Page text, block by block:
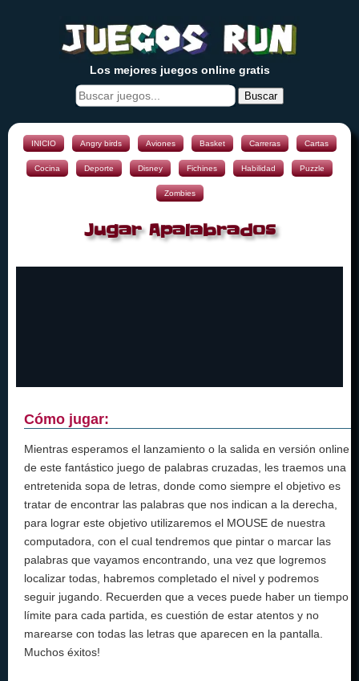
Los mejores juegos online gratis
Buscar
INICIO Angry birds Aviones Basket Carreras Cartas
Cocina Deporte Disney Fichines Habilidad Puzzle
Zombies
Jugar Apalabrados
Cómo jugar:
Mientras esperamos el lanzamiento o la salida en versión online
de este fantástico juego de palabras cruzadas, les traemos una
entretenida sopa de letras, donde como siempre el objetivo es
tratar de encontrar las palabras que nos indican a la derecha,
para lograr este objetivo utilizaremos el MOUSE de nuestra
computadora, con el cual tendremos que pintar o marcar las
palabras que vayamos encontrando, una vez que logremos
localizar todas, habremos completado el nivel y podremos
seguir jugando. Recuerden que a veces puede haber un tiempo
límite para cada partida, es cuestión de estar atentos y no
marearse con todas las letras que aparecen en la pantalla.
Muchos éxitos!